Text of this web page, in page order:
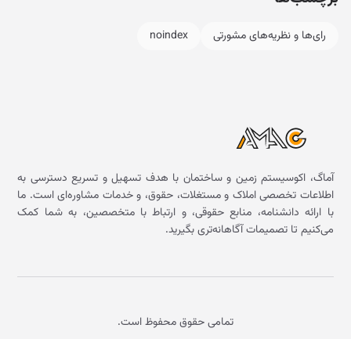
رای‌ها و نظریه‌های مشورتی noindex
آماگ، اکوسیستم زمین و ساختمان با هدف تسهیل و تسریع دسترسی به
اطلاعات تخصصی املاک و مستغلات، حقوق، و خدمات مشاوره‌ای است. ما
با ارائه دانشنامه، منابع حقوقی، و ارتباط با متخصصین، به شما کمک
می‌کنیم تا تصمیمات آگاهانه‌تری بگیرید.
تمامی حقوق محفوظ است.